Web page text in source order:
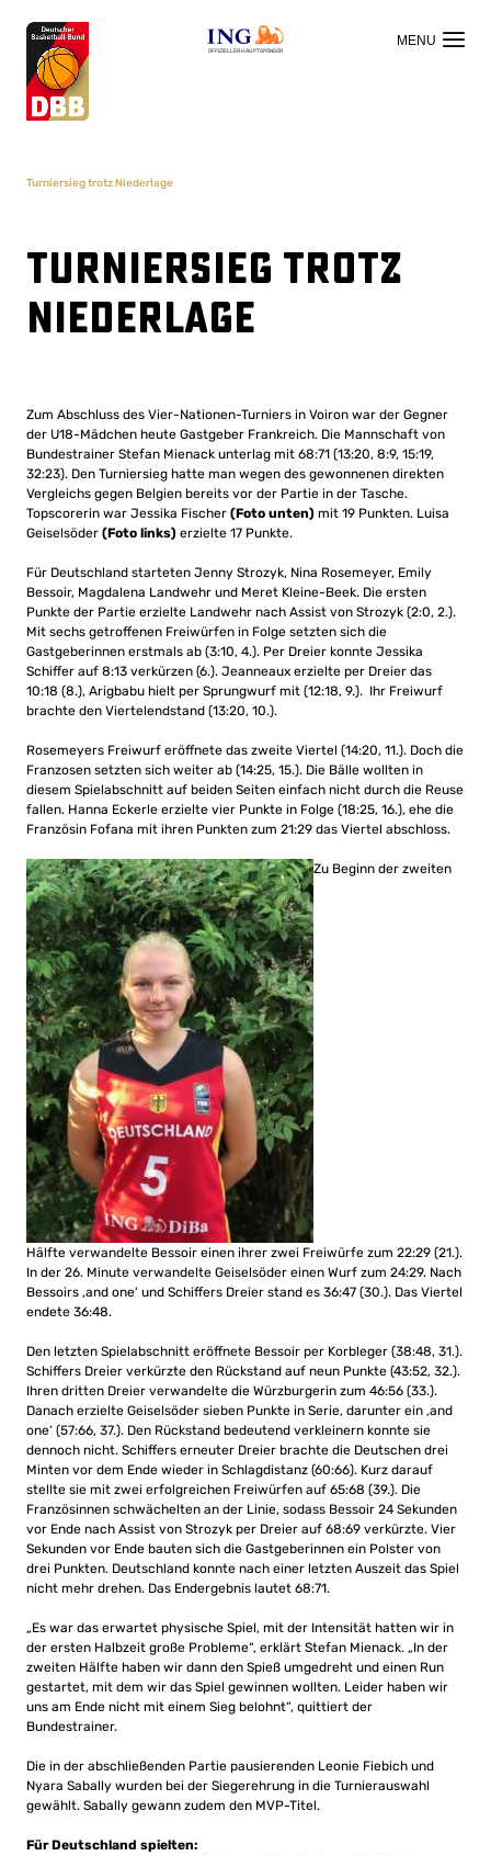
OFFIZIELLER HAUPTSPONSOR
Turniersieg trotz Niederlage
Turniersieg trotz
Niederlage
Zum Abschluss des Vier-Nationen-Turniers in Voiron war der Gegner
der U18-Mädchen heute Gastgeber Frankreich. Die Mannschaft von
Bundestrainer Stefan Mienack unterlag mit 68:71 (13:20, 8:9, 15:19,
32:23). Den Turniersieg hatte man wegen des gewonnenen direkten
Vergleichs gegen Belgien bereits vor der Partie in der Tasche.
Topscorerin war Jessika Fischer (Foto unten) mit 19 Punkten. Luisa
Geiselsöder (Foto links) erzielte 17 Punkte.
Für Deutschland starteten Jenny Strozyk, Nina Rosemeyer, Emily
Bessoir, Magdalena Landwehr und Meret Kleine-Beek. Die ersten
Punkte der Partie erzielte Landwehr nach Assist von Strozyk (2:0, 2.).
Mit sechs getroffenen Freiwürfen in Folge setzten sich die
Gastgeberinnen erstmals ab (3:10, 4.). Per Dreier konnte Jessika
Schiffer auf 8:13 verkürzen (6.). Jeanneaux erzielte per Dreier das
10:18 (8.), Arigbabu hielt per Sprungwurf mit (12:18, 9.). Ihr Freiwurf
brachte den Viertelendstand (13:20, 10.).
Rosemeyers Freiwurf eröffnete das zweite Viertel (14:20, 11.). Doch die
Franzosen setzten sich weiter ab (14:25, 15.). Die Bälle wollten in
diesem Spielabschnitt auf beiden Seiten einfach nicht durch die Reuse
fallen. Hanna Eckerle erzielte vier Punkte in Folge (18:25, 16.), ehe die
Französin Fofana mit ihren Punkten zum 21:29 das Viertel abschloss.
Zu Beginn der zweiten
Hälfte verwandelte Bessoir einen ihrer zwei Freiwürfe zum 22:29 (21.).
In der 26. Minute verwandelte Geiselsöder einen Wurf zum 24:29. Nach
Bessoirs ‚and one‘ und Schiffers Dreier stand es 36:47 (30.). Das Viertel
endete 36:48.
Den letzten Spielabschnitt eröffnete Bessoir per Korbleger (38:48, 31.).
Schiffers Dreier verkürzte den Rückstand auf neun Punkte (43:52, 32.).
Ihren dritten Dreier verwandelte die Würzburgerin zum 46:56 (33.).
Danach erzielte Geiselsöder sieben Punkte in Serie, darunter ein ‚and
one‘ (57:66, 37.). Den Rückstand bedeutend verkleinern konnte sie
dennoch nicht. Schiffers erneuter Dreier brachte die Deutschen drei
Minten vor dem Ende wieder in Schlagdistanz (60:66). Kurz darauf
stellte sie mit zwei erfolgreichen Freiwürfen auf 65:68 (39.). Die
Französinnen schwächelten an der Linie, sodass Bessoir 24 Sekunden
vor Ende nach Assist von Strozyk per Dreier auf 68:69 verkürzte. Vier
Sekunden vor Ende bauten sich die Gastgeberinnen ein Polster von
drei Punkten. Deutschland konnte nach einer letzten Auszeit das Spiel
nicht mehr drehen. Das Endergebnis lautet 68:71.
„Es war das erwartet physische Spiel, mit der Intensität hatten wir in
der ersten Halbzeit große Probleme“, erklärt Stefan Mienack. „In der
zweiten Hälfte haben wir dann den Spieß umgedreht und einen Run
gestartet, mit dem wir das Spiel gewinnen wollten. Leider haben wir
uns am Ende nicht mit einem Sieg belohnt“, quittiert der
Bundestrainer.
Die in der abschließenden Partie pausierenden Leonie Fiebich und
Nyara Sabally wurden bei der Siegerehrung in die Turnierauswahl
gewählt. Sabally gewann zudem den MVP-Titel.
Für Deutschland spielten: